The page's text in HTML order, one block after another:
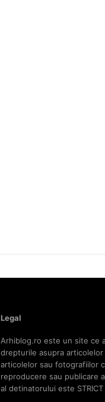
Legal
Arhiblog.ro este un site ce
drepturile asupra
articolelor sau fotografiilor
reproducere sau publicare
al detinatorului este